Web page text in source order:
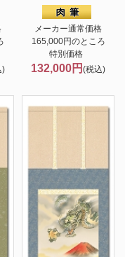
)
メーカー通常価格
165,000円のところ
特別価格
132,000円(税込)